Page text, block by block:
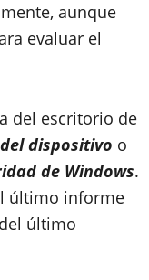
aunque
evaluar el
del escritorio de
dispositivo o
de Windows.
último informe
último